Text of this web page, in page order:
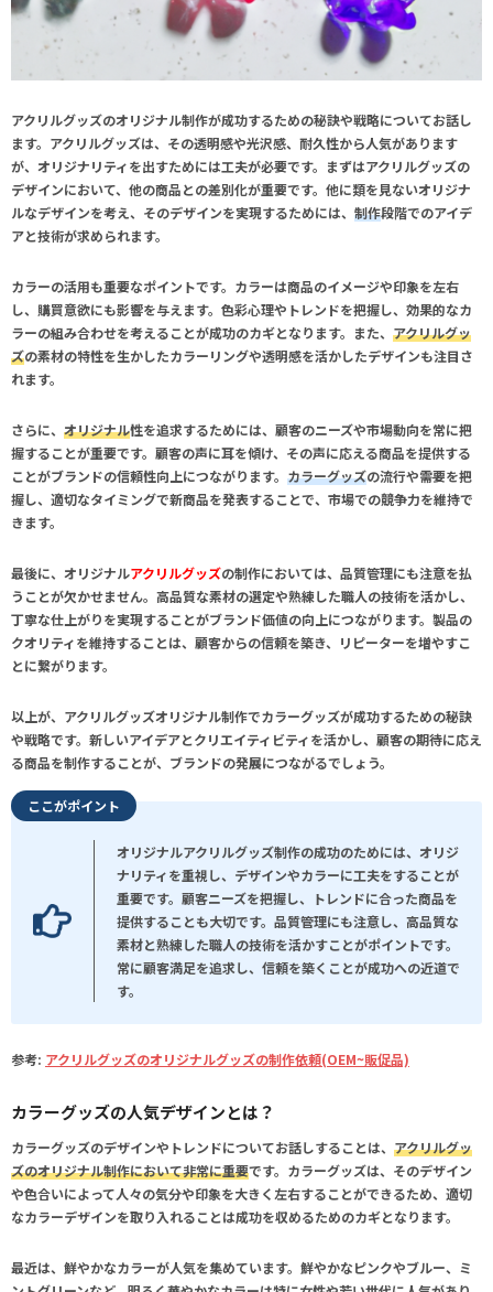
アクリルグッズのオリジナル制作が成功するための秘訣や戦略についてお話し
ます。 アクリルグッズは、その透明感や光沢感、耐久性から人気があります
が、オリジナリティを出すためには工夫が必要です。まずはアクリルグッズの
デザインにおいて、他の商品との差別化が重要です。他に類を見ないオリジナ
ルなデザインを考え、そのデザインを実現するためには、 制作段階でのアイデ
アと技術が求められます。
カラーの活用も重要なポイントです。 カラーは商品のイメージや印象を左右
し、購買意欲にも影響を与えます。色彩心理やトレンドを把握し、効果的なカ
ラーの組み合わせを考えることが成功のカギとなります。また、 アクリルグッ
ズの素材の特性を生かしたカラーリングや透明感を活かしたデザインも注目さ
れます。
さらに、 オリジナル性を追求するためには、顧客のニーズや市場動向を常に把
握することが重要です。顧客の声に耳を傾け、その声に応える商品を提供する
ことがブランドの信頼性向上につながります。 カラーグッズの流行や需要を把
握し、適切なタイミングで新商品を発表することで、市場での競争力を維持で
きます。
最後に、オリジナルアクリルグッズの制作においては、品質管理にも注意を払
うことが欠かせません。高品質な素材の選定や熟練した職人の技術を活かし、
丁寧な仕上がりを実現することがブランド価値の向上につながります。製品の
クオリティを維持することは、顧客からの信頼を築き、リピーターを増やすこ
とに繋がります。
以上が、 アクリルグッズオリジナル制作でカラーグッズが成功するための秘訣
や戦略です。新しいアイデアとクリエイティビティを活かし、顧客の期待に応え
る商品を制作することが、ブランドの発展につながるでしょう。
ここがポイント
オリジナルアクリルグッズ制作の成功のためには、オリジ
ナリティを重視し、デザインやカラーに工夫をすることが
重要です。顧客ニーズを把握し、トレンドに合った商品を
提供することも大切です。品質管理にも注意し、高品質な
素材と熟練した職人の技術を活かすことがポイントです。
常に顧客満足を追求し、信頼を築くことが成功への近道で
す。
参考: アクリルグッズのオリジナルグッズの制作依頼(OEM~販促品)
カラーグッズの人気デザインとは？
カラーグッズのデザインやトレンドについてお話しすることは、 アクリルグッ
ズのオリジナル制作において非常に重要です。カラーグッズは、そのデザイン
や色合いによって人々の気分や印象を大きく左右することができるため、適切
なカラーデザインを取り入れることは成功を収めるためのカギとなります。
最近は、 鮮やかなカラーが人気を集めています。鮮やかなピンクやブルー、ミ